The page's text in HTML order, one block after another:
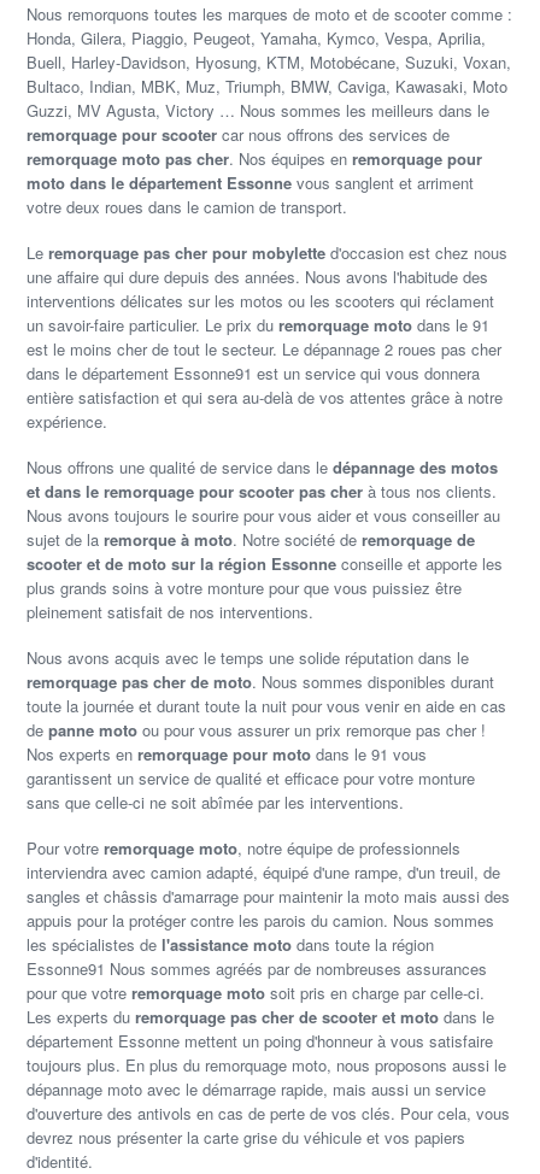
Nous remorquons toutes les marques de moto et de scooter comme :
Honda, Gilera, Piaggio, Peugeot, Yamaha, Kymco, Vespa, Aprilia,
Buell, Harley-Davidson, Hyosung, KTM, Motobécane, Suzuki, Voxan,
Bultaco, Indian, MBK, Muz, Triumph, BMW, Caviga, Kawasaki, Moto
Guzzi, MV Agusta, Victory … Nous sommes les meilleurs dans le
remorquage pour scooter car nous offrons des services de
remorquage moto pas cher. Nos équipes enremorquage pour
moto dans le département Essonne vous sanglent et arriment
votre deux roues dans le camion de transport.
Leremorquage pas cher pour mobylette d'occasion est chez nous
une affaire qui dure depuis des années. Nous avons l'habitude des
interventions délicates sur les motos ou les scooters qui réclament
un savoir-faire particulier. Le prix duremorquage moto dans le 91
est le moins cher de tout le secteur. Le dépannage 2 roues pas cher
dans le département Essonne91 est un service qui vous donnera
entière satisfaction et qui sera au-delà de vos attentes grâce à notre
expérience.
Nous offrons une qualité de service dans ledépannage des motos
et dans le remorquage pour scooter pas cher à tous nos clients.
Nous avons toujours le sourire pour vous aider et vous conseiller au
sujet de laremorque à moto. Notre société deremorquage de
scooter et de moto sur la région Essonne conseille et apporte les
plus grands soins à votre monture pour que vous puissiez être
pleinement satisfait de nos interventions.
Nous avons acquis avec le temps une solide réputation dans le
remorquage pas cher de moto. Nous sommes disponibles durant
toute la journée et durant toute la nuit pour vous venir en aide en cas
depanne moto ou pour vous assurer un prix remorque pas cher !
Nos experts enremorquage pour moto dans le 91 vous
garantissent un service de qualité et efficace pour votre monture
sans que celle-ci ne soit abîmée par les interventions.
Pour votreremorquage moto, notre équipe de professionnels
interviendra avec camion adapté, équipé d'une rampe, d'un treuil, de
sangles et châssis d'amarrage pour maintenir la moto mais aussi des
appuis pour la protéger contre les parois du camion. Nous sommes
les spécialistes de l'assistance moto dans toute la région
Essonne91 Nous sommes agréés par de nombreuses assurances
pour que votreremorquage moto soit pris en charge par celle-ci.
Les experts duremorquage pas cher de scooter et moto dans le
département Essonne mettent un poing d'honneur à vous satisfaire
toujours plus. En plus du remorquage moto, nous proposons aussi le
dépannage moto avec le démarrage rapide, mais aussi un service
d'ouverture des antivols en cas de perte de vos clés. Pour cela, vous
devrez nous présenter la carte grise du véhicule et vos papiers
d'identité.